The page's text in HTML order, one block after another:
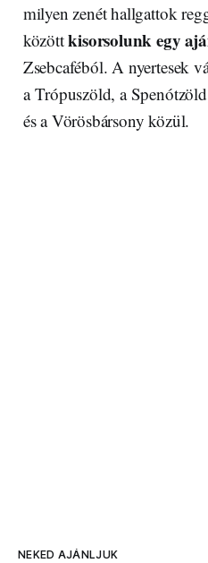
milyen zenét hallgattok
közöttkisorsolunk egy
Zsebcaféból. A nyertesek
a Trópuszöld, a
és a Vörösbársony közül.
NEKED AJÁNLJUK